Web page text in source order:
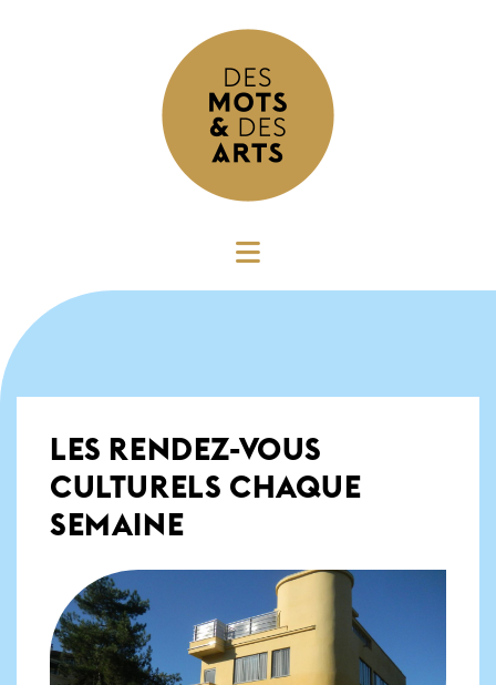
LES RENDEZ-VOUS
CULTURELS CHAQUE
SEMAINE